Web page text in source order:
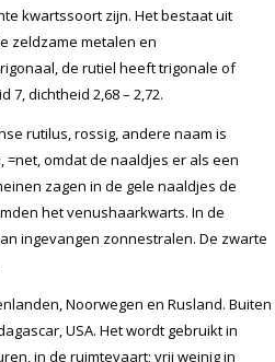
kwartssoort zijn. Het bestaat uit
zeldzame metalen en
de rutiel heeft trigonale of
dichtheid 2,68 – 2,72.
rutilus, rossig, andere naam is
omdat de naaldjes er als een
zagen in de gele naaldjes de
het venushaarkwarts. In de
ingevangen zonnestralen. De zwarte
Noorwegen en Rusland. Buiten
USA. Het wordt gebruikt in
in de ruimtevaart; vrij weinig in